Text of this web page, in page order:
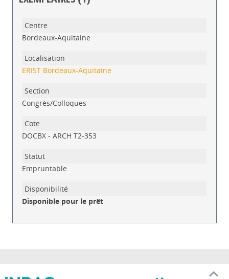
Bordeaux-Aquitaine
ERIST Bordeaux-Aquitaine
Congrès/Colloques
DOCBX - ARCH T2-353
Empruntable
Disponible pour le prêt